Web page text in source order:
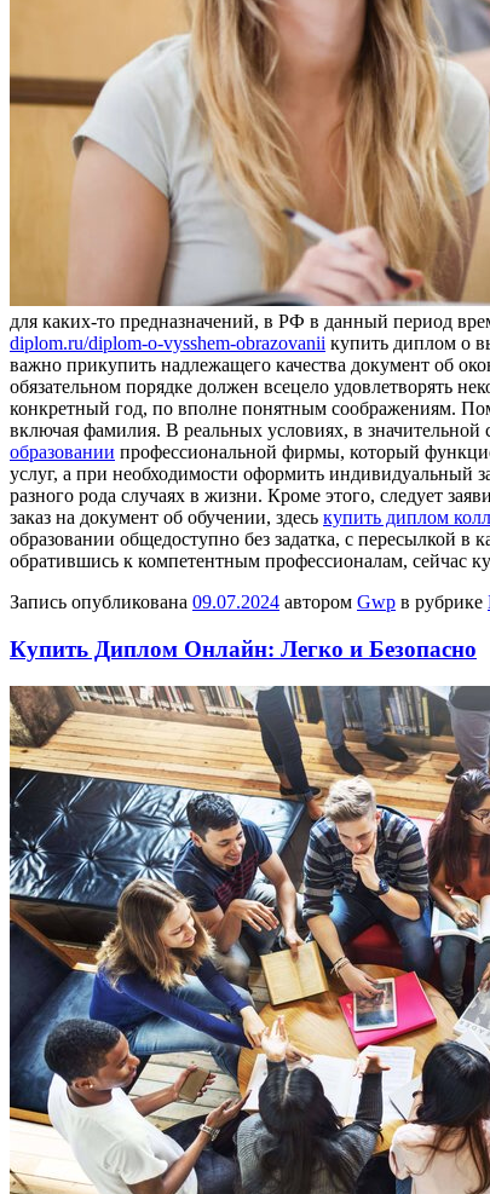
для каких-то предназначений, в РФ в данный период
diplom.ru/diplom-o-vysshem-obrazovanii купить диплом о
важно прикупить надлежащего качества документ об
обязательном порядке должен всецело удовлетворять
конкретный год, по вполне понятным соображениям.
включая фамилия. В реальных условиях, в значительной
образовании профессиональной фирмы, который
услуг, а при необходимости оформить индивидуальный
разного рода случаях в жизни. Кроме этого, следует
заказ на документ об обучении, здесь купить диплом
образовании общедоступно без задатка, с пересылкой
обратившись к компетентным профессионалам, сейчас
Запись опубликована 09.07.2024 автором Gwp в рубрике
Купить Диплом Онлайн: Легко и Безопасно